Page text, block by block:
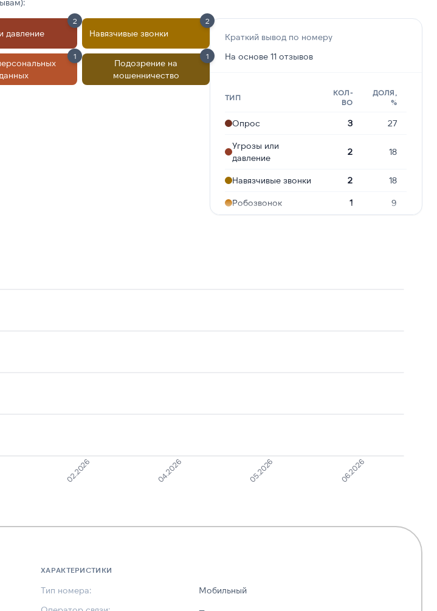
давление
2
Навязчивые звонки
2
данных
1
Подозрение на
мошенничество
1
Краткий вывод по номеру
На основе 11 отзывов
ТИП
КОЛ-
ВО
ДОЛЯ,
%
Опрос 3 27
Угрозы или
давление
2 18
Навязчивые звонки 2 18
Робозвонок 1 9
02.2026 04.2026 05.2026 06.2026
ХАРАКТЕРИСТИКИ
Тип номера:
Мобильный